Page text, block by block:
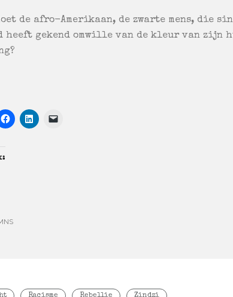
de afro-Amerikaan, de zwarte mens, die
gekend omwille van de kleur van zijn